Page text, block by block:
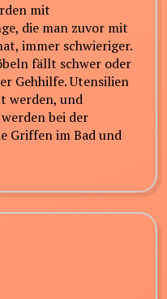
mit
die man zuvor mit
immer schwieriger.
fällt schwer oder
Gehhilfe. Utensilien
werden, und
bei der
Griffen im Bad und